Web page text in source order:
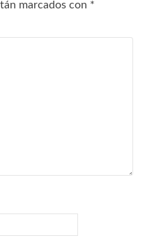
marcados con *